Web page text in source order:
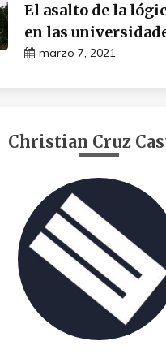
El asalto de la
en las
marzo 7, 2021
Christian Cruz